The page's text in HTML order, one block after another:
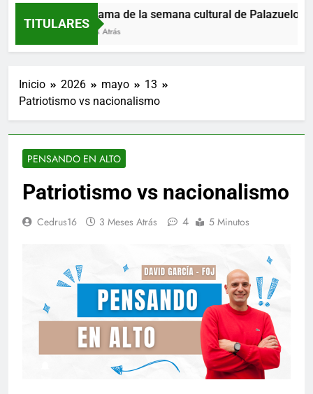
TITULARES
Programa de la semana cultural de Palazuelos de
7 Horas Atrás
Inicio 2026 mayo
13
Patriotismo vs nacionalismo
PENSANDO EN ALTO
Patriotismo vs nacionalismo
Cedrus16 3 Meses Atrás 4 5 Minutos